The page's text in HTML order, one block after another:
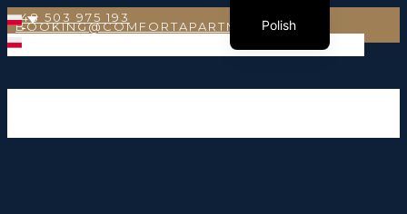
+48 503 975 193
BOOKING@COMFORTAPARTMENTS.EU
Polish
English